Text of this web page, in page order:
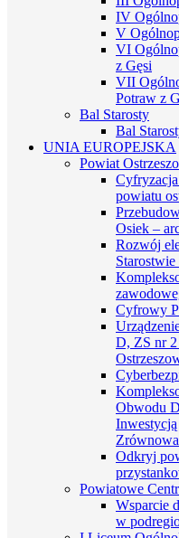
IV
V
VI
z Gęsi
VII
Potraw z
Bal Starosty
Bal
UNIA EUROPEJSKA
Powiat
powiatu
Osiek –
Rozwój
Cyfrowy
D, ZS nr
Obwodu
Odkryj
Powiatowe
Wsparcie
w